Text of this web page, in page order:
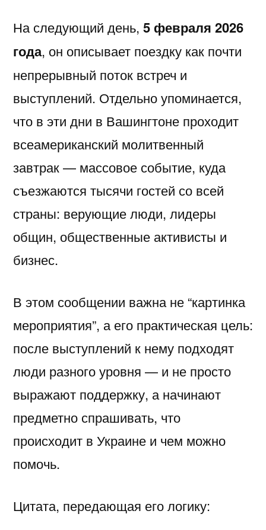
На следующий день, 5 февраля 2026
года, он описывает поездку как почти
непрерывный поток встреч и
выступлений. Отдельно упоминается,
что в эти дни в Вашингтоне проходит
всеамериканский молитвенный
завтрак — массовое событие, куда
съезжаются тысячи гостей со всей
страны: верующие люди, лидеры
общин, общественные активисты и
бизнес.
В этом сообщении важна не “картинка
мероприятия”, а его практическая цель:
после выступлений к нему подходят
люди разного уровня — и не просто
выражают поддержку, а начинают
предметно спрашивать, что
происходит в Украине и чем можно
помочь.
Цитата, передающая его логику: